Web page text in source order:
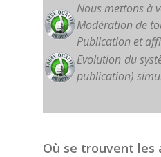
Nous mettons à
Modération de
Publication et
Evolution du
publication)
Où se trouvent